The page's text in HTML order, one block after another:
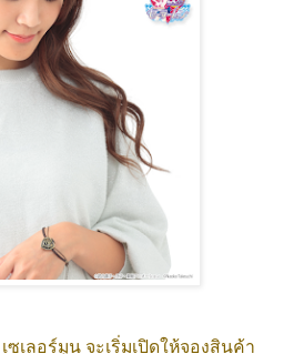
เลอร์มูน จะเริ่มเปิดให้จองสินค้า